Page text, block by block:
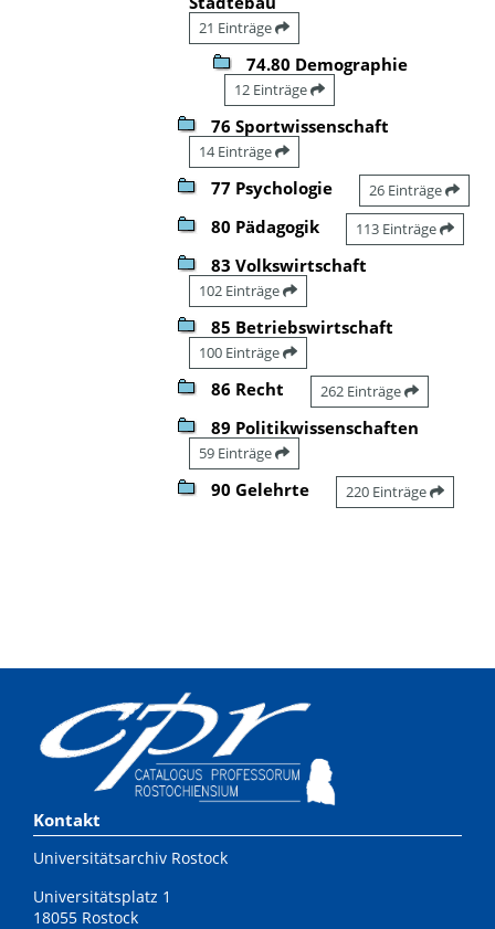
21 Einträge
74.80 Demographie
12 Einträge
76 Sportwissenschaft
14 Einträge
77 Psychologie 26 Einträge
80 Pädagogik 113 Einträge
83 Volkswirtschaft
102 Einträge
85 Betriebswirtschaft
100 Einträge
86 Recht 262 Einträge
89 Politikwissenschaften
59 Einträge
90 Gelehrte 220 Einträge
Kontakt
Universitätsarchiv Rostock
Universitätsplatz 1
18055 Rostock